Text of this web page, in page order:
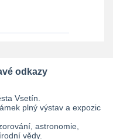
odkazy
Vsetín.
plný výstav a expozic
astronomie,
vědy.